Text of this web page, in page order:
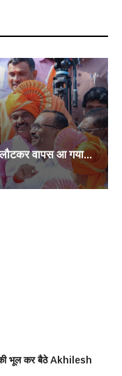
वापस आ गया...
भूल कर बैठे Akhilesh